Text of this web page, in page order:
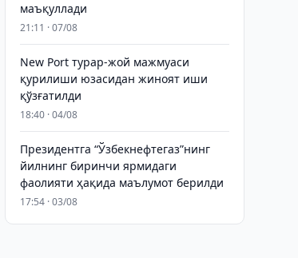
маъқуллади
21:11 · 07/08
New Port турар-жой мажмуаси
қурилиши юзасидан жиноят иши
қўзғатилди
18:40 · 04/08
Президентга “Ўзбекнефтегаз”нинг
йилнинг биринчи ярмидаги
фаолияти ҳақида маълумот берилди
17:54 · 03/08